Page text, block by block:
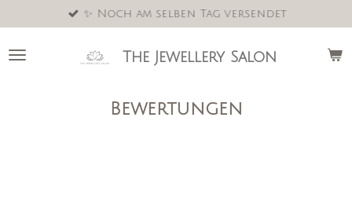
Hauptinhalt
springen
The Jewellery Salon
✨ Noch am selben Tag versendet
Bewertungen